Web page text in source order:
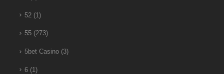
52(1)
55(273)
5bet Casino(3)
6(1)